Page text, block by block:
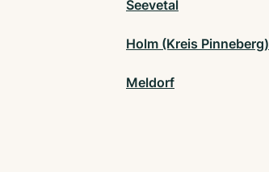
Seevetal
Holm (Kreis Pinneberg)
Meldorf